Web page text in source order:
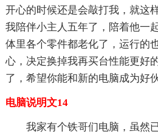
开心的时候还是会敲打我，就这
我陪伴小主人五年了，陪着他一
体里各个零件都老化了，运行的
心，决定换掉我再买台性能更好
了，希望你能和新的电脑成为好
电脑说明文14
我家有个铁哥们电脑，虽然